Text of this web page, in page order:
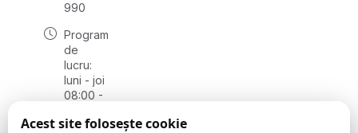
990
Program
de
lucru:
luni - joi
08:00 -
vineri
Acest site folosește cookie